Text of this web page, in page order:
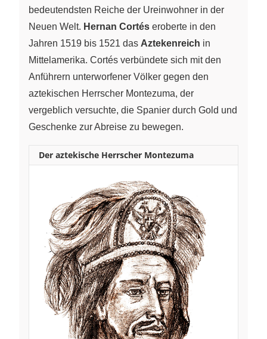
bedeutendsten Reiche der Ureinwohner in der
Neuen Welt. Hernan Cortés eroberte in den
Jahren 1519 bis 1521 das Aztekenreich in
Mittelamerika. Cortés verbündete sich mit den
Anführern unterworfener Völker gegen den
aztekischen Herrscher Montezuma, der
vergeblich versuchte, die Spanier durch Gold und
Geschenke zur Abreise zu bewegen.
Der aztekische Herrscher Montezuma